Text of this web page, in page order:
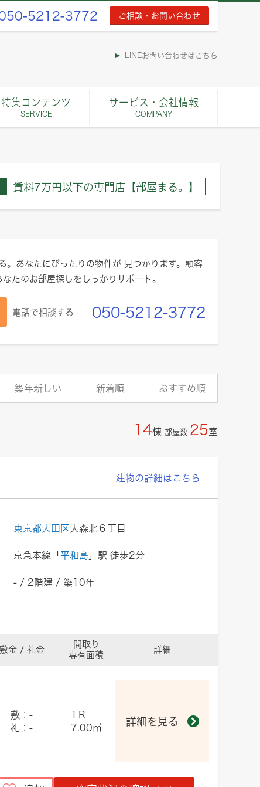
5212-3772 ご相談・お問い合わせ
LINEお問い合わせはこちら
特集コンテンツ
SERVICE
サービス・会社情報
COMPANY
賃料7万円以下の専門店【部屋まる。】
。あなたにぴったりの物件が 見つかります。顧客
たのお部屋探しをしっかりサポート。
電話で相談する 050-5212-3772
築年新しい 新着順 おすすめ順
14棟 部屋数 25室
建物の詳細はこちら
東京都大田区大森北６丁目
京急本線「 平和島 」駅 徒歩2分
- / 2階建 / 築10年
敷金 / 礼金
間取り
専有面積
詳細
敷：-
礼：-
1Ｒ
7.00㎡
詳細を見る